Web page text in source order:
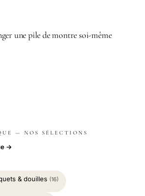
une pile de montre soi-même
— NOS SÉLECTIONS
→
& douilles (16)